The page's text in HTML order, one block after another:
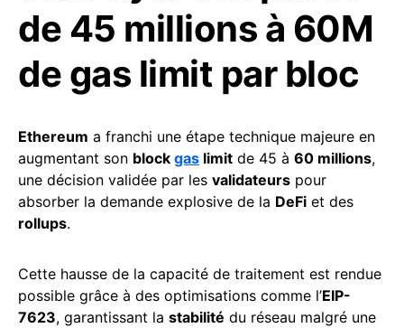
de 45 millions à 60M
de gas limit par bloc
Ethereum a franchi une étape technique majeure en
augmentant son block gas limit de 45 à 60 millions,
une décision validée par les validateurs pour
absorber la demande explosive de la DeFi et des
rollups.
Cette hausse de la capacité de traitement est rendue
possible grâce à des optimisations comme l’EIP-
7623, garantissant la stabilité du réseau malgré une